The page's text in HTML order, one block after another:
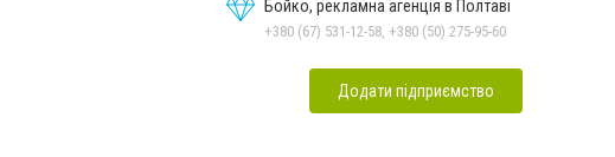
Бойко, рекламна агенція в Полтаві
+380 (67) 531-12-58, +380 (50) 275-95-60
Додати підприємство